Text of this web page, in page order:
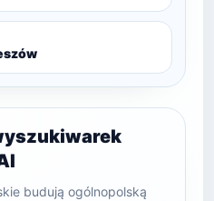
budują ogólnopolską